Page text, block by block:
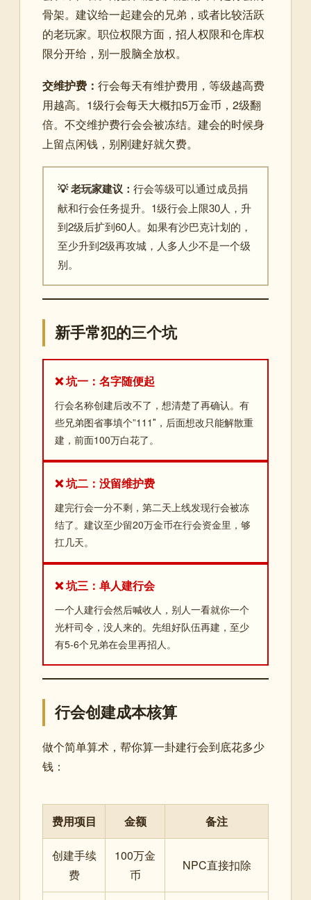
骨架。建议给一起建会的兄弟，或者比较活跃
的老玩家。职位权限方面，招人权限和仓库权
限分开给，别一股脑全放权。
交维护费： 行会每天有维护费用，等级越高费
用越高。1级行会每天大概扣5万金币，2级翻
倍。不交维护费行会会被冻结。建会的时候身
上留点闲钱，别刚建好就欠费。
💡 老玩家建议： 行会等级可以通过成员捐
献和行会任务提升。1级行会上限30人，升
到2级后扩到60人。如果有沙巴克计划的，
至少升到2级再攻城，人多人少不是一个级
别。
新手常犯的三个坑
❌ 坑一：名字随便起
行会名称创建后改不了，想清楚了再确认。有
些兄弟图省事填个”111″，后面想改只能解散重
建，前面100万白花了。
❌ 坑二：没留维护费
建完行会一分不剩，第二天上线发现行会被冻
结了。建议至少留20万金币在行会资金里，够
扛几天。
❌ 坑三：单人建行会
一个人建行会然后喊收人，别人一看就你一个
光杆司令，没人来的。先组好队伍再建，至少
有5-6个兄弟在会里再招人。
行会创建成本核算
做个简单算术，帮你算一卦建行会到底花多少
钱：
费用项目 金额 备注
创建手续
费
100万金
币
NPC直接扣除